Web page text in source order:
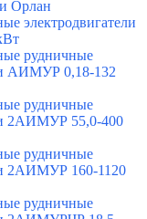
Орлан
электродвигатели
рудничные
АИМУР 0,18-132
рудничные
2АИМУР 55,0-400
рудничные
2АИМУР 160-1120
рудничные